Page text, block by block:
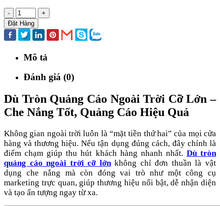
-
+
Đặt Hàng
Mô tả
Đánh giá (0)
Dù Tròn Quảng Cáo Ngoài Trời Cỡ Lớn –
Che Nắng Tốt, Quảng Cáo Hiệu Quả
Không gian ngoài trời luôn là “mặt tiền thứ hai” của mọi cửa
hàng và thương hiệu. Nếu tận dụng đúng cách, đây chính là
điểm chạm giúp thu hút khách hàng nhanh nhất. Dù tròn
quảng cáo ngoài trời cỡ lớnkhông chỉ đơn thuần là vật
dụng che nắng mà còn đóng vai trò như một công cụ
marketing trực quan, giúp thương hiệu nổi bật, dễ nhận diện
và tạo ấn tượng ngay từ xa.